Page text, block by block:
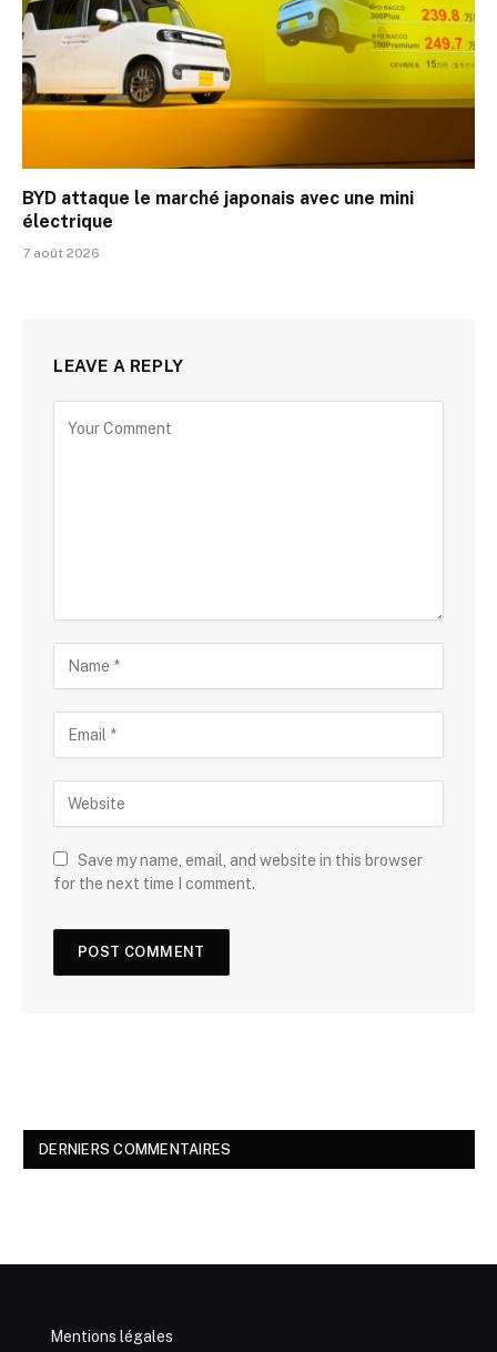
BYD attaque le marché japonais avec une mini
électrique
7 août 2026
LEAVE A REPLY
Save my name, email, and website in this browser
for the next time I comment.
DERNIERS COMMENTAIRES
Mentions légales